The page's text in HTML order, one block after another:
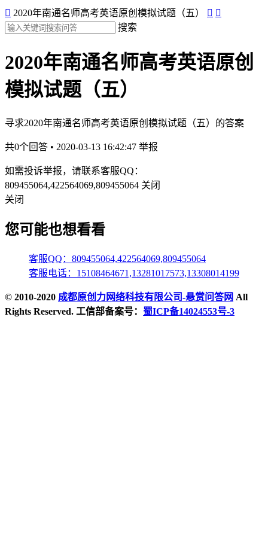
 2020年南通名师高考英语原创模拟试题（五）  
搜索
2020年南通名师高考英语原创
模拟试题（五）
寻求2020年南通名师高考英语原创模拟试题（五）的答案
共0个回答 • 2020-03-13 16:42:47 举报
如需投诉举报，请联系客服QQ：
809455064,422564069,809455064 关闭
关闭
您可能也想看看
客服QQ：809455064,422564069,809455064
客服电话：15108464671,13281017573,13308014199
© 2010-2020 成都原创力网络科技有限公司-悬赏问答网 All
Rights Reserved. 工信部备案号： 蜀ICP备14024553号-3